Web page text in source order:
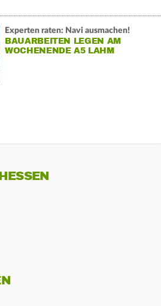
Experten raten: Navi ausmachen!
BAUARBEITEN LEGEN AM
WOCHENENDE A5 LAHM